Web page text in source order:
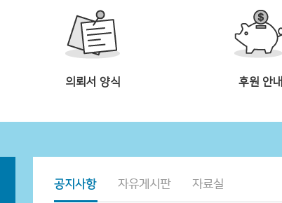
의뢰서 양식 후원 안내